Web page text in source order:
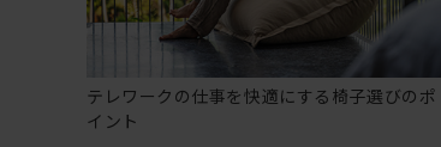
テレワークの仕事を快適にする椅子選びのポ
イント